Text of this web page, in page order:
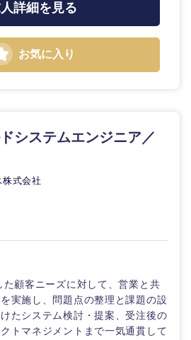
詳細を見る
お気に入り
システムエンジニア／
式会社
顧客ニーズに対して、営業と共
実施し、問題点の整理と課題の設
たシステム検討・提案、受注後の
トマネジメントまで一気通貫して